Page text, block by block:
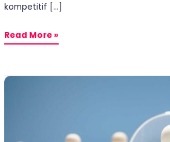
kompetitif […]
Read More »
Membangun